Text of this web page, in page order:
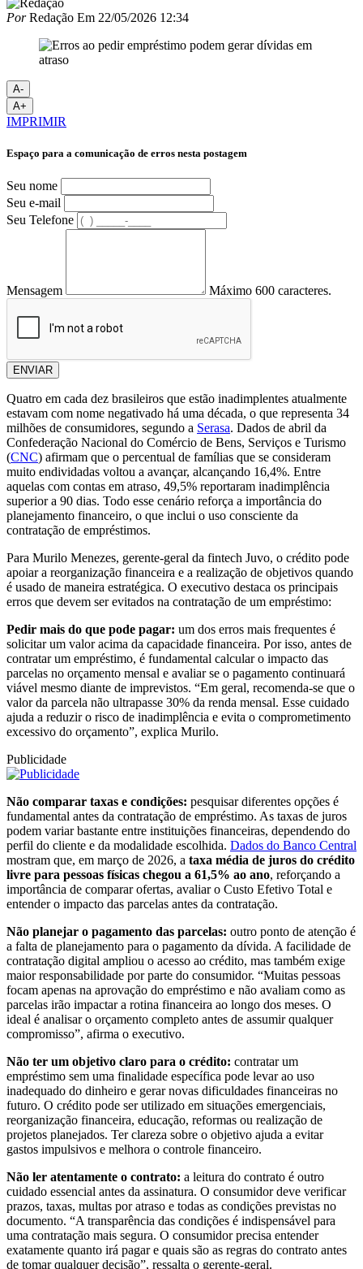
PorRedação Em 22/05/2026 12:34
A-
A+
IMPRIMIR
Espaço para a comunicação de erros nesta postagem
Seu nome
Seu e-mail
Seu Telefone
Mensagem Máximo 600 caracteres.
ENVIAR
Quatro em cada dez brasileiros que estão inadimplentes atualmente
estavam com nome negativado há uma década, o que representa 34
milhões de consumidores, segundo a Serasa. Dados de abril da
Confederação Nacional do Comércio de Bens, Serviços e Turismo
(CNC) afirmam que o percentual de famílias que se consideram
muito endividadas voltou a avançar, alcançando 16,4%. Entre
aquelas com contas em atraso, 49,5% reportaram inadimplência
superior a 90 dias. Todo esse cenário reforça a importância do
planejamento financeiro, o que inclui o uso consciente da
contratação de empréstimos.
Para Murilo Menezes, gerente-geral da fintech Juvo, o crédito pode
apoiar a reorganização financeira e a realização de objetivos quando
é usado de maneira estratégica. O executivo destaca os principais
erros que devem ser evitados na contratação de um empréstimo:
Pedir mais do que pode pagar: um dos erros mais frequentes é
solicitar um valor acima da capacidade financeira. Por isso, antes de
contratar um empréstimo, é fundamental calcular o impacto das
parcelas no orçamento mensal e avaliar se o pagamento continuará
viável mesmo diante de imprevistos. “Em geral, recomenda-se que o
valor da parcela não ultrapasse 30% da renda mensal. Esse cuidado
ajuda a reduzir o risco de inadimplência e evita o comprometimento
excessivo do orçamento”, explica Murilo.
Publicidade
Não comparar taxas e condições: pesquisar diferentes opções é
fundamental antes da contratação de empréstimo. As taxas de juros
podem variar bastante entre instituições financeiras, dependendo do
perfil do cliente e da modalidade escolhida. Dados do Banco Central
mostram que, em março de 2026, a taxa média de juros do crédito
livre para pessoas físicas chegou a 61,5% ao ano, reforçando a
importância de comparar ofertas, avaliar o Custo Efetivo Total e
entender o impacto das parcelas antes da contratação.
Não planejar o pagamento das parcelas: outro ponto de atenção é
a falta de planejamento para o pagamento da dívida. A facilidade de
contratação digital ampliou o acesso ao crédito, mas também exige
maior responsabilidade por parte do consumidor. “Muitas pessoas
focam apenas na aprovação do empréstimo e não avaliam como as
parcelas irão impactar a rotina financeira ao longo dos meses. O
ideal é analisar o orçamento completo antes de assumir qualquer
compromisso”, afirma o executivo.
Não ter um objetivo claro para o crédito: contratar um
empréstimo sem uma finalidade específica pode levar ao uso
inadequado do dinheiro e gerar novas dificuldades financeiras no
futuro. O crédito pode ser utilizado em situações emergenciais,
reorganização financeira, educação, reformas ou realização de
projetos planejados. Ter clareza sobre o objetivo ajuda a evitar
gastos impulsivos e melhora o controle financeiro.
Não ler atentamente o contrato: a leitura do contrato é outro
cuidado essencial antes da assinatura. O consumidor deve verificar
prazos, taxas, multas por atraso e todas as condições previstas no
documento. “A transparência das condições é indispensável para
uma contratação mais segura. O consumidor precisa entender
exatamente quanto irá pagar e quais são as regras do contrato antes
de tomar qualquer decisão”, ressalta o gerente-geral.